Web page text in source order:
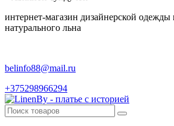
интернет-магазин дизайнерской одежды
натурального льна
belinfo88@mail.ru
+375298966294